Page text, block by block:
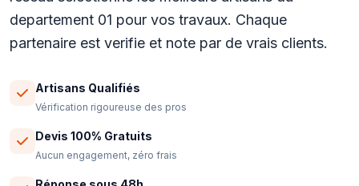
departement 01 pour vos travaux. Chaque
partenaire est verifie et note par de vrais clients.
Artisans Qualifiés
Vérification rigoureuse des pros
Devis 100% Gratuits
Aucun engagement, zéro frais